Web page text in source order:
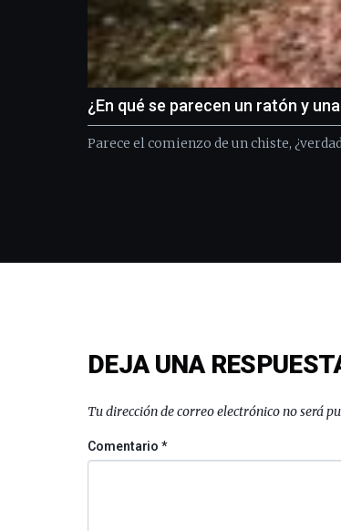
¿En qué se parecen un ratón y
Parece el comienzo de un chiste,
DEJA UNA
Tu dirección de correo electrónico no será
Comentario*